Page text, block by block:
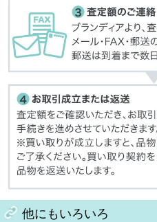
他にもいろいろ